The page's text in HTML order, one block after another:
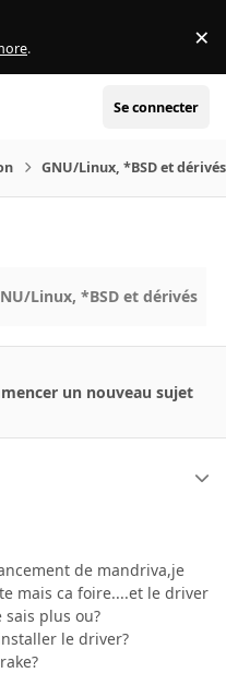
. ×
Se connecter
GNU/Linux, *BSD et
Linux, *BSD et dérivés
un nouveau sujet
de mandriva,je
mais ca foire....et le driver
plus ou?
le driver?